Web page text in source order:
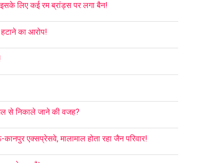
लिए कई रम ब्रांड्स पर लगा बैन!
का आरोप!
से निकाले जाने की वजह?
एक्सप्रेसवे, मालामाल होता रहा जैन परिवार!